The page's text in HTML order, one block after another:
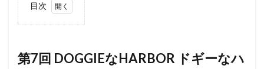
目次
な
HARBOR
第7回 DOGGIEなHARBOR ドギーなハ